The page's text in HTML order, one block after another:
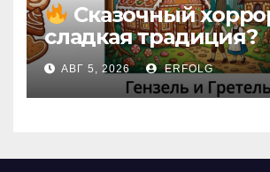
Сказочный
сладкая традиция?
Открываем секреты
вчерашней
АВГ 5, 2026 ERFOLG